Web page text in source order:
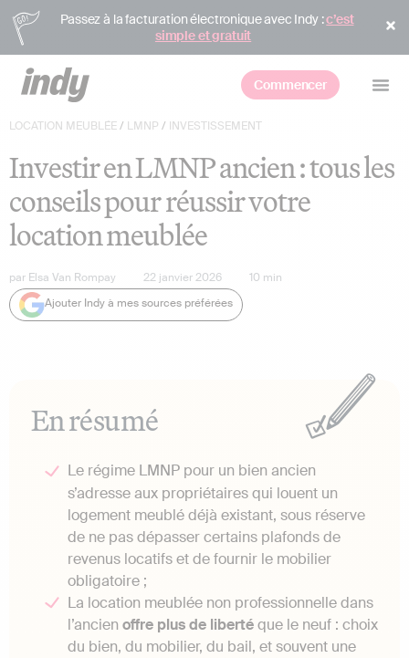
Passez à la facturation électronique avec Indy :c’est
simple et gratuit
Commencer
LOCATION MEUBLÉE/ LMNP / INVESTISSEMENT
Investir en LMNP ancien : tous les
conseils pour réussir votre
location meublée
par Elsa Van Rompay 22 janvier 2026 10 min
Ajouter Indy à mes sources préférées
En résumé
Le régime LMNP pour un bien ancien
s’adresse aux propriétaires qui louent un
logement meublé déjà existant, sous réserve
de ne pas dépasser certains plafonds de
revenus locatifs et de fournir le mobilier
obligatoire ;
La location meublée non professionnelle dans
l’ancien offre plus de libertéque le neuf : choix
du bien, du mobilier, du bail, et souvent une